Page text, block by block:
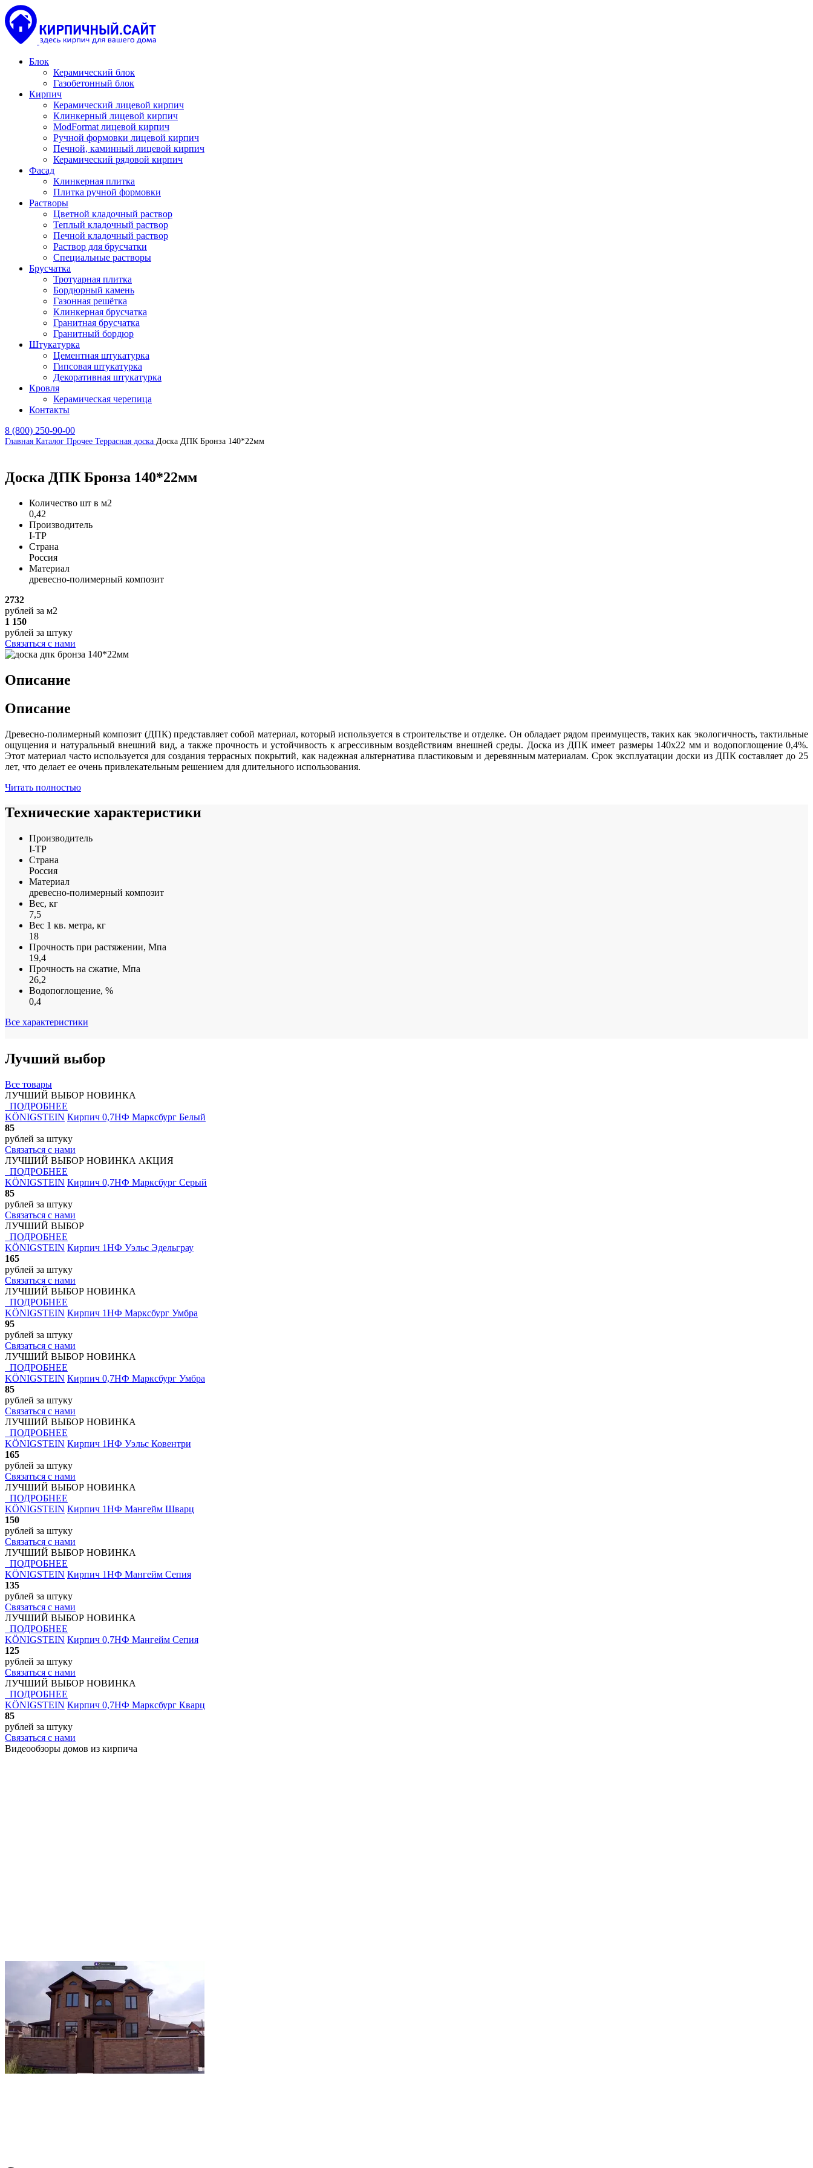
Блок
Керамический блок
Газобетонный блок
Кирпич
Керамический лицевой кирпич
Клинкерный лицевой кирпич
ModFormat лицевой кирпич
Ручной формовки лицевой кирпич
Печной, каминный лицевой кирпич
Керамический рядовой кирпич
Фасад
Клинкерная плитка
Плитка ручной формовки
Растворы
Цветной кладочный раствор
Теплый кладочный раствор
Печной кладочный раствор
Раствор для брусчатки
Специальные растворы
Брусчатка
Тротуарная плитка
Бордюрный камень
Газонная решётка
Клинкерная брусчатка
Гранитная брусчатка
Гранитный бордюр
Штукатурка
Цементная штукатурка
Гипсовая штукатурка
Декоративная штукатурка
Кровля
Керамическая черепица
Контакты
8 (800) 250-90-00
Главная Каталог Прочее Террасная доска Доска ДПК Бронза 140*22мм
Доска ДПК Бронза 140*22мм
Количество шт в м2
0,42
Производитель
I-TP
Страна
Россия
Материал
древесно-полимерный композит
2732
рублей за м2
1 150
рублей за штуку
Связаться с нами
Описание
Описание
Древесно-полимерный композит (ДПК) представляет собой материал, который используется в строительстве и отделке. Он обладает рядом преимуществ, таких как экологичность, тактильные
ощущения и натуральный внешний вид, а также прочность и устойчивость к агрессивным воздействиям внешней среды. Доска из ДПК имеет размеры 140х22 мм и водопоглощение 0,4%.
Этот материал часто используется для создания террасных покрытий, как надежная альтернатива пластиковым и деревянным материалам. Срок эксплуатации доски из ДПК составляет до 25
лет, что делает ее очень привлекательным решением для длительного использования.
Читать полностью
Технические характеристики
Производитель
I-TP
Страна
Россия
Материал
древесно-полимерный композит
Вес, кг
7,5
Вес 1 кв. метра, кг
18
Прочность при растяжении, Мпа
19,4
Прочность на сжатие, Мпа
26,2
Водопоглощение, %
0,4
Все характеристики
Лучший выбор
Все товары
ЛУЧШИЙ ВЫБОР НОВИНКА
ПОДРОБНЕЕ
KÖNIGSTEIN Кирпич 0,7НФ Марксбург Белый
85
рублей за штуку
Связаться с нами
ЛУЧШИЙ ВЫБОР НОВИНКА АКЦИЯ
ПОДРОБНЕЕ
KÖNIGSTEIN Кирпич 0,7НФ Марксбург Серый
85
рублей за штуку
Связаться с нами
ЛУЧШИЙ ВЫБОР
ПОДРОБНЕЕ
KÖNIGSTEIN Кирпич 1НФ Уэльс Эдельграу
165
рублей за штуку
Связаться с нами
ЛУЧШИЙ ВЫБОР НОВИНКА
ПОДРОБНЕЕ
KÖNIGSTEIN Кирпич 1НФ Марксбург Умбра
95
рублей за штуку
Связаться с нами
ЛУЧШИЙ ВЫБОР НОВИНКА
ПОДРОБНЕЕ
KÖNIGSTEIN Кирпич 0,7НФ Марксбург Умбра
85
рублей за штуку
Связаться с нами
ЛУЧШИЙ ВЫБОР НОВИНКА
ПОДРОБНЕЕ
KÖNIGSTEIN Кирпич 1НФ Уэльс Ковентри
165
рублей за штуку
Связаться с нами
ЛУЧШИЙ ВЫБОР НОВИНКА
ПОДРОБНЕЕ
KÖNIGSTEIN Кирпич 1НФ Мангейм Шварц
150
рублей за штуку
Связаться с нами
ЛУЧШИЙ ВЫБОР НОВИНКА
ПОДРОБНЕЕ
KÖNIGSTEIN Кирпич 1НФ Мангейм Сепия
135
рублей за штуку
Связаться с нами
ЛУЧШИЙ ВЫБОР НОВИНКА
ПОДРОБНЕЕ
KÖNIGSTEIN Кирпич 0,7НФ Мангейм Сепия
125
рублей за штуку
Связаться с нами
ЛУЧШИЙ ВЫБОР НОВИНКА
ПОДРОБНЕЕ
KÖNIGSTEIN Кирпич 0,7НФ Марксбург Кварц
85
рублей за штуку
Связаться с нами
Видеообзоры домов из кирпича